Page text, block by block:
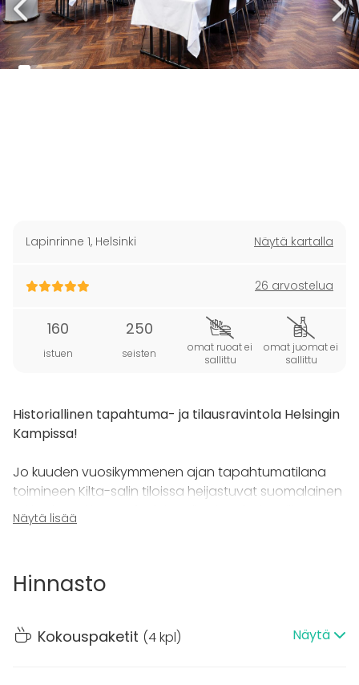
Lapinrinne 1, Helsinki Näytä kartalla
26 arvostelua
160
istuen
250
seisten
omat ruoat ei
sallittu
omat juomat ei
sallittu
Historiallinen tapahtuma- ja tilausravintola Helsingin
Kampissa!
Jo kuuden vuosikymmenen ajan tapahtumatilana
toimineen Kilta-salin tiloissa heijastuvat suomalainen
arkkitehtuuri ja aito funktionalismi parhaimmillaan.
Vuonna 2022 entisöity ja pintaremontin kokenut
monipuolisissa tilaisuuksissasi. Salissa järjestät
onnistuneenkokouksen, seminaarin
illallistilaisuuden
Näytä lisää
Hinnasto
Kokouspaketit (4 kpl) Näytä